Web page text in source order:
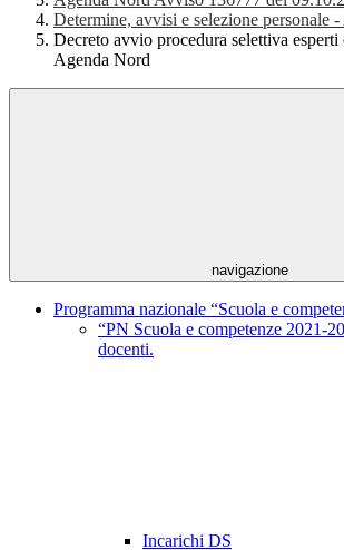
Determine, avvisi e selezione personale
Decreto avvio procedura selettiva
Agenda Nord
navigazione
Programma nazionale “Scuola e
“PN Scuola e competenze 2021-
docenti.
Incarichi DS